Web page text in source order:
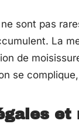
sont pas
La
de
se
et